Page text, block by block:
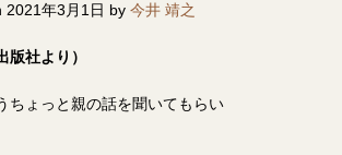
2021年3月1日 by 今井 靖之
版社より）
ちょっと親の話を聞いてもらい